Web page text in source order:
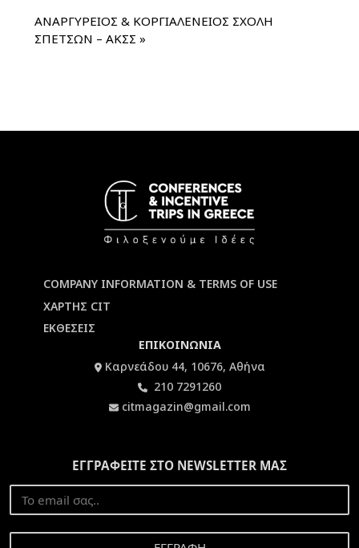
ΑΝΑΡΓΥΡΕΙΟΣ & ΚΟΡΓΙΑΛΕΝΕΙΟΣ ΣΧΟΛΗ
ΣΠΕΤΣΩΝ – ΑΚΣΣ »
COMPANY INFORMATION & TERMS OF USE
ΧΑΡΤΗΣ CIT
ΕΚΘΕΣΕΙΣ
ΕΠΙΚΟΙΝΩΝΙΑ
Καρνεάδου 44, 10676, Αθήνα
210 7291260
citmagazin@gmail.com
ΕΓΓΡΑΦΕΙΤΕ ΣΤΟ NEWSLETTER ΜΑΣ